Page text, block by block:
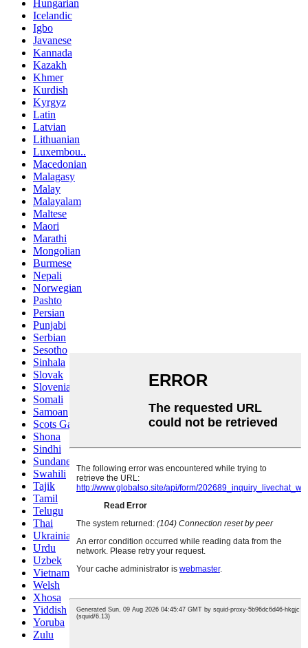
Hungarian
Icelandic
Igbo
Javanese
Kannada
Kazakh
Khmer
Kurdish
Kyrgyz
Latin
Latvian
Lithuanian
Luxembou..
Macedonian
Malagasy
Malay
Malayalam
Maltese
Maori
Marathi
Mongolian
Burmese
Nepali
Norwegian
Pashto
Persian
Punjabi
Serbian
Sesotho
Sinhala
Slovak
Slovenian
Somali
Samoan
Scots Gaelic
Shona
Sindhi
Sundanese
Swahili
Tajik
Tamil
Telugu
Thai
Ukrainian
Urdu
Uzbek
Vietnamese
Welsh
Xhosa
Yiddish
Yoruba
Zulu